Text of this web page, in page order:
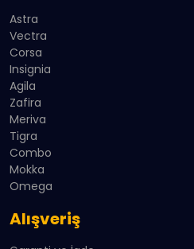
Astra
Vectra
Corsa
Insignia
Agila
Zafira
Meriva
Tigra
Combo
Mokka
Omega
Alışveriş